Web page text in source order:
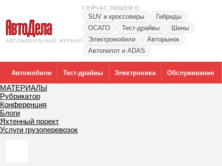
АВТОМОБИЛЬНЫЙ ЖУРНАЛ
СЕЙЧАС ПИШЕМ О
SUV и кроссоверы
Гибриды
ОСАГО
Тест-драйвы
Шины
Электромобили
Авторынок
Автопилот и ADAS
Автомобили Тест-драйвы Электроника Обслуживание
МАТЕРИАЛЫ
Рубрикатор
Конференция
Блоги
Яхтенный проект
Услуги грузоперевозок